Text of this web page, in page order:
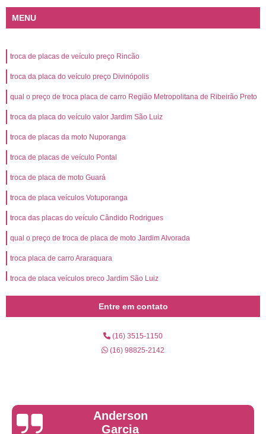
MENU
troca de placas de veículo preço Rincão
troca da placa do veículo preço Divinópolis
qual o preço de troca placa de carro Região Metropolitana de Ribeirão Preto
troca da placa do veículo valor Jardim São Luiz
troca de placas da moto Nuporanga
troca de placas de veículo Pontal
troca de placa de moto Guará
troca de placa veículos Votuporanga
troca das placas do veículo Cândido Rodrigues
qual o preço de troca de placa de moto Jardim Alvorada
troca placa de carro Araraquara
troca de placa veículos preço Jardim São Luiz
troca de placas do carro preço Ipanema
troca de placas do carro Parque Residencial Cidade Universitária
troca das placas do veículo preço Viradouro
Entre em contato
(16) 3515-1150
(16) 98825-2142
Yuri Martins